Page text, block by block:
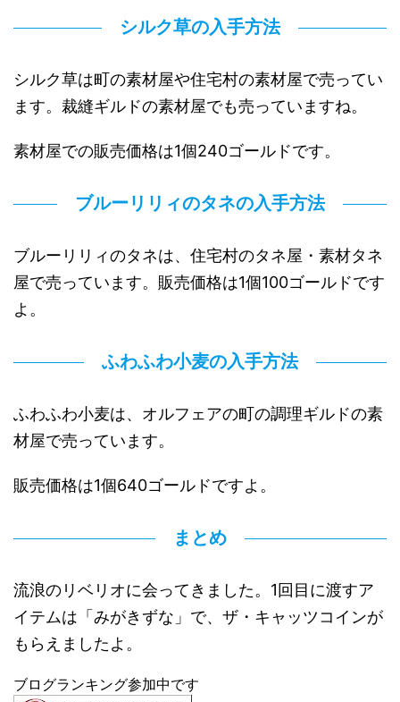
シルク草の入手方法
シルク草は町の素材屋や住宅村の素材屋で売ってい
ます。裁縫ギルドの素材屋でも売っていますね。
素材屋での販売価格は1個240ゴールドです。
ブルーリリィのタネの入手方法
ブルーリリィのタネは、住宅村のタネ屋・素材タネ
屋で売っています。販売価格は1個100ゴールドです
よ。
ふわふわ小麦の入手方法
ふわふわ小麦は、オルフェアの町の調理ギルドの素
材屋で売っています。
販売価格は1個640ゴールドですよ。
まとめ
流浪のリベリオに会ってきました。1回目に渡すア
イテムは「みがきずな」で、ザ・キャッツコインが
もらえましたよ。
ブログランキング参加中です